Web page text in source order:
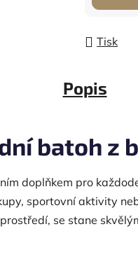
Tisk
Popis
batoh z
doplňkem pro
sportovní aktivity
se stane